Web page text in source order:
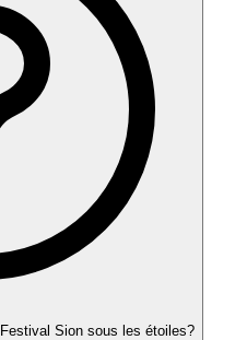
Sion sous les étoiles?